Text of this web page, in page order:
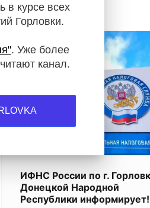
ИФНС России по г.
Донецкой Народной
Республики информирует!
в курсе всех
Горловки.
. Уже более
канал.